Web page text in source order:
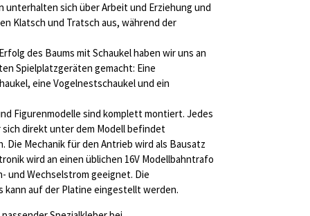
unterhalten sich über Arbeit und Erziehung und
Klatsch und Tratsch aus, während der
des Baums mit Schaukel haben wir uns an
Spielplatzgeräten gemacht: Eine
eine Vogelnestschaukel und ein
Figurenmodelle sind komplett montiert. Jedes
direkt unter dem Modell befindet
Die Mechanik für den Antrieb wird als Bausatz
wird an einen üblichen 16V Modellbahntrafo
und Wechselstrom geeignet. Die
kann auf der Platine eingestellt werden.